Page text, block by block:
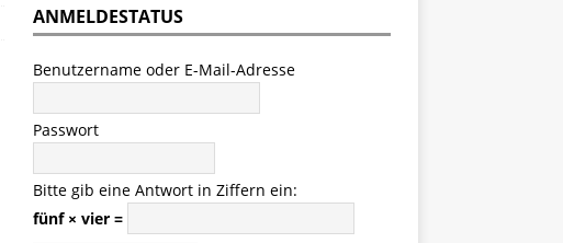
ANMELDESTATUS
Benutzername oder E-Mail-Adresse
Passwort
Bitte gib eine Antwort in Ziffern ein:
fünf × vier =